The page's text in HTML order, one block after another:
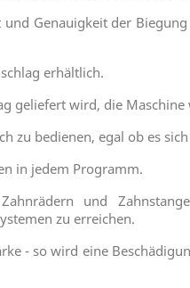
Genauigkeit der
erhältlich.
geliefert wird, die
zu bedienen, egal ob es
in jedem Programm.
und
zu erreichen.
- so wird eine